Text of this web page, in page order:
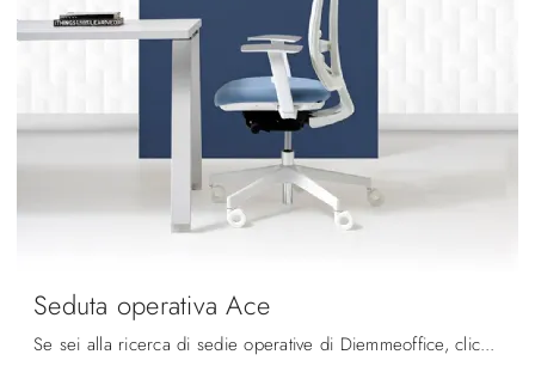
Seduta operativa Ace
Se sei alla ricerca di sedie operative di Diemmeoffice, clicca e scopri di più sul modello Seduta operativa Ace in tessuto per gli spazi di lavoro!